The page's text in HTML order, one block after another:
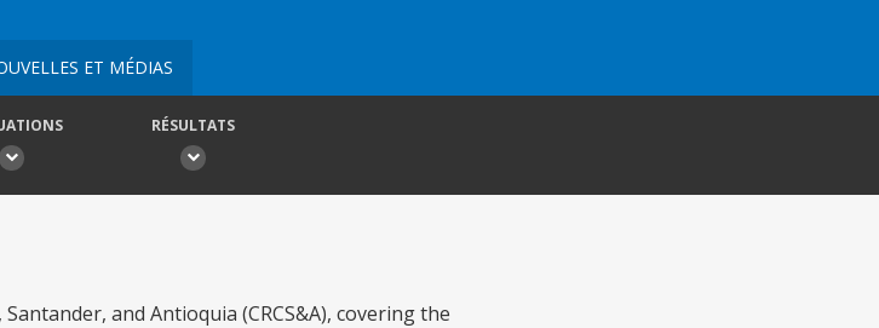
ET MÉDIAS
RÉSULTATS
and Antioquia (CRCS&A), covering the